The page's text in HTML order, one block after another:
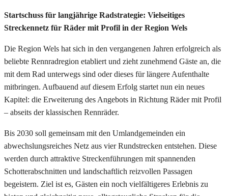
Startschuss für langjährige Radstrategie: Vielseitiges
Streckennetz für Räder mit Profil in der Region Wels
Die Region Wels hat sich in den vergangenen Jahren erfolgreich als
beliebte Rennradregion etabliert und zieht zunehmend Gäste an, die
mit dem Rad unterwegs sind oder dieses für längere Aufenthalte
mitbringen. Aufbauend auf diesem Erfolg startet nun ein neues
Kapitel: die Erweiterung des Angebots in Richtung Räder mit Profil
– abseits der klassischen Rennräder.
Bis 2030 soll gemeinsam mit den Umlandgemeinden ein
abwechslungsreiches Netz aus vier Rundstrecken entstehen. Diese
werden durch attraktive Streckenführungen mit spannenden
Schotterabschnitten und landschaftlich reizvollen Passagen
begeistern. Ziel ist es, Gästen ein noch vielfältigeres Erlebnis zu